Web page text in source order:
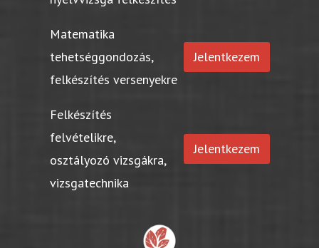
Matematika
tehetséggondozás,
felkészítés versenyekre
Jelentkezem
Felkészítés
felvételikre,
osztályozó vizsgákra,
vizsgatechnika
Jelentkezem